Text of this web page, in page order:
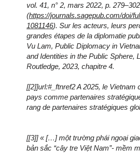
vol. 41, n° 2, mars 2022, p. 279–302
(https://journals.sagepub.com/doi/
1081146). Sur les acteurs, leurs
grandes étapes de la diplomatie
Vu Lam, Public Diplomacy in
and Identities in the Public Sphere,
Routledge, 2023, chapitre 4.
[[2]]url:#_ftnref2 A 2025, le Vietnam
pays comme partenaires
rang de partenaires stratégiques
[[3]] « […] một trường phái ngoại
bản sắc “cây tre Việt Nam”- mềm